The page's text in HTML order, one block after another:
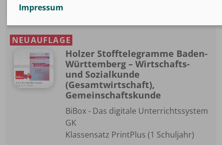
NEUAUFLAGE
Holzer Stofftelegramme Baden-
Württemberg – Wirtschafts-
und Sozialkunde
(Gesamtwirtschaft),
Gemeinschaftskunde
BiBox - Das digitale Unterrichtssystem
GK
Klassensatz PrintPlus (1 Schuljahr)
Impressum